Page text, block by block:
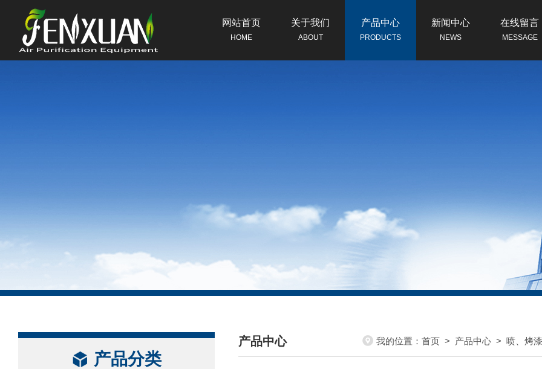
网站首页
HOME
关于我们
ABOUT
产品中心
PRODUCTS
新闻中心
NEWS
在线留言
MESSAGE
产品分类
产品中心
/ PRODUCTS CENTER
我的位置： 首页 > 产品中心 > 喷、烤